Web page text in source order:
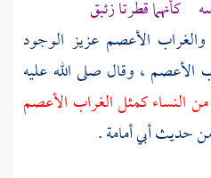
كأنهما قطرتا زئبق
الأعصم عزيز الوجود
الأعصم ، وقال صلى الله عليه
من النساء كمثل الغراب الأعصم
حديثأبي أمامة.